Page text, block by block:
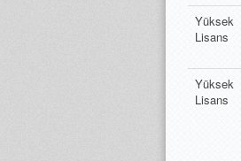
Yüksek
Lisans
Yüksek
Lisans